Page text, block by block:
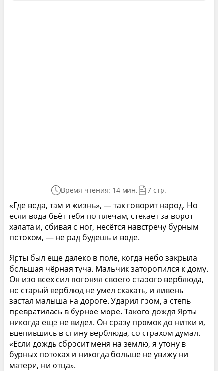
Время чтения: 14 мин. 7 стр.
«Где вода, там и жизнь», — так говорит народ. Но
если вода бьёт тебя по плечам, стекает за ворот
халата и, сбивая с ног, несётся навстречу бурным
потоком, — не рад будешь и воде.
Ярты был еще далеко в поле, когда небо закрыла
большая чёрная туча. Мальчик заторопился к дому.
Он изо всех сил погонял своего старого верблюда,
но старый верблюд не умел скакать, и ливень
застал малыша на дороге. Ударил гром, а степь
превратилась в бурное море. Такого дождя Ярты
никогда еще не видел. Он сразу промок до нитки и,
вцепившись в спину верблюда, со страхом думал:
«Если дождь сбросит меня на землю, я утону в
бурных потоках и никогда больше не увижу ни
матери, ни отца».